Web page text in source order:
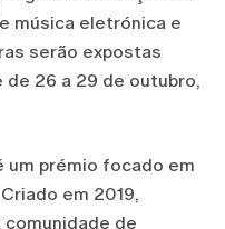
música eletrónica e
serão expostas
26 a 29 de outubro,
um prémio focado em
em 2019,
de